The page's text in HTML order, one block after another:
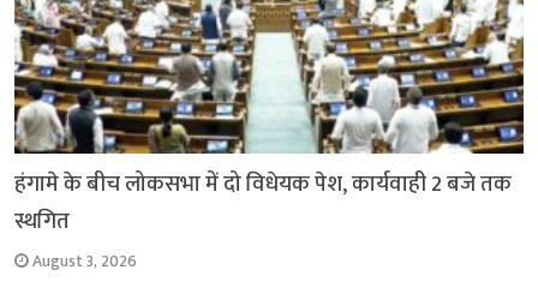
हंगामे के बीच लोकसभा में दो विधेयक पेश, कार्यवाही 2 बजे तक
स्थगित
August 3, 2026